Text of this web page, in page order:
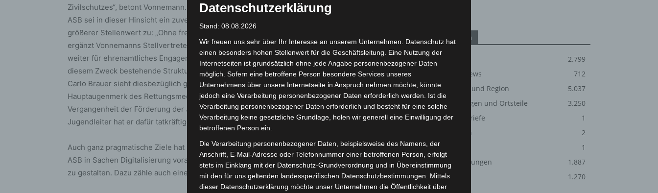
Zivilschutzes“, betont Vonnemann. Sicherheit zu gewährleisten, sei das Gebot der Stunde. Der
ASB sei in dieser Hinsicht ein zuverlässiger Partner. Gerade dem Ehrenamt komme ein immer
größerer Stellenwert zu: „Ohne freiwillige Helfer läuft vor allem in Krisenzeiten vieles nicht rund“,
ergänzt Vonnemanns Stellvertreterin Annegret von Collande. Es sei ihr ein besonderes Anliegen,
weiter für ehrenamtliches Engagement beim ASB zu werben, es attraktiver zu machen und zu
diesem Zweck bestehende Strukturen zu festigen und auszubauen, sagt die Oberkirchenrätin.
Carlo Brauer sieht diesbezüglich gerade bei der jungen Generation Potenzial. Das
Hauptaugenmerk des Rettungsmediziners und Anästhesisten gilt daher wie auch schon in der
Vergangenheit der Förderung der Jugendarbeit innerhalb des ASB. Mit Jacob Hicks als
Jugendleiter hat er dafür tatkräftige Unterstützung.
Auch ganz pragmatische Ziele hat sich der neue Vorstand auf die Fahnen geschrieben. So soll der
ASB in Sachen Digitalisierung vorangebracht werden, um Arbeitsabläufe schneller und effizienter
zu gestalten. Dazu zähle auch eine stärkere Präsenz in sozialen Netzwerken, sagt Vonnemann.
Kategorien
2.799
Corona-News
712
Hannover und Region
5.037
Langenhagen und Ortsteile
3.250
Leserbriefe
1
Menschen
2
Über uns
1
Veranstaltungen
1.887
Welt
1.270
Datenschutzerklärung
Stand: 08.08.2026
Wir freuen uns sehr über Ihr Interesse an unserem Unternehmen. Datenschutz hat
einen besonders hohen Stellenwert für die Geschäftsleitung. Eine Nutzung der
Internetseiten ist grundsätzlich ohne jede Angabe personenbezogener Daten
möglich. Sofern eine betroffene Person besondere Services unseres
Unternehmens über unsere Internetseite in Anspruch nehmen möchte, könnte
jedoch eine Verarbeitung personenbezogener Daten erforderlich werden. Ist die
Verarbeitung personenbezogener Daten erforderlich und besteht für eine solche
Verarbeitung keine gesetzliche Grundlage, holen wir generell eine Einwilligung der
betroffenen Person ein.
Die Verarbeitung personenbezogener Daten, beispielsweise des Namens, der
Anschrift, E-Mail-Adresse oder Telefonnummer einer betroffenen Person, erfolgt
stets im Einklang mit der Datenschutz-Grundverordnung und in Übereinstimmung
mit den für uns geltenden landesspezifischen Datenschutzbestimmungen. Mittels
dieser Datenschutzerklärung möchte unser Unternehmen die Öffentlichkeit über